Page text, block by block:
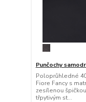
Punčochy
Poloprůhledné
Fiore Fancy s
zesílenou
třpytivým st...